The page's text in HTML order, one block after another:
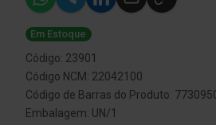
Em Estoque
Código: 23901
Código NCM: 22042100
Código de Barras do Produto:
Embalagem: UN/1